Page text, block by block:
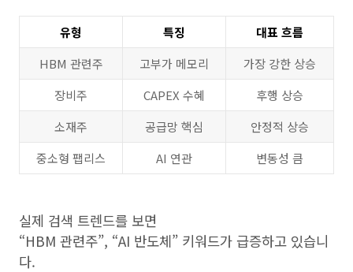
유형 특징
대표 흐름
HBM 관련주
고부가 메모리
가장 강한 상승
장비주
CAPEX 수혜
후행 상승
소재주
공급망 핵심
안정적 상승
중소형 팹리스
AI 연관 변동성 큼
실제 검색 트렌드를 보면
“HBM 관련주”, “AI 반도체” 키워드가 급증하고 있습니
다.